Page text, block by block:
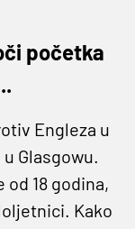
početka
Engleza u
Glasgowu.
18 godina,
Kako